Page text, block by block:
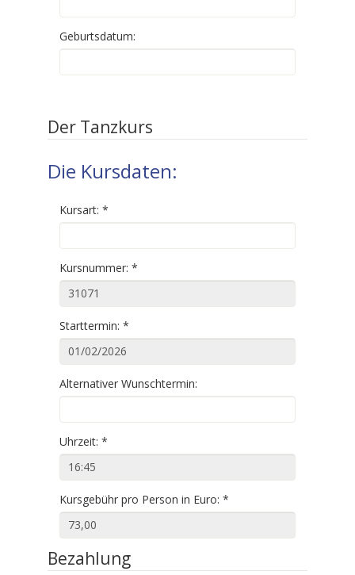
Geburtsdatum:
Der Tanzkurs
Die Kursdaten:
Kursart: *
Kursnummer: *
Starttermin: *
Alternativer Wunschtermin:
Uhrzeit: *
Kursgebühr pro Person in Euro: *
Bezahlung